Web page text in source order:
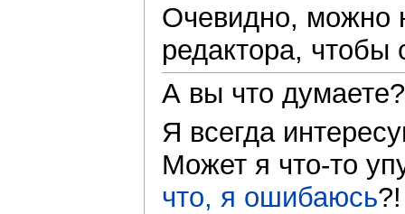
Очевидно, можно
редактора,
А вы что думаете?
Я всегда
Может я что-то
что, я ошибаюсь?!